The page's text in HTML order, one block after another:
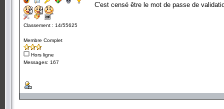
Classement : 14/55625
Membre Complet
Hors ligne
Messages: 167
C'est censé être le mot de passe de